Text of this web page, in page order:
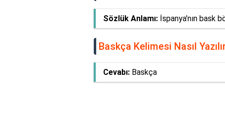
Sözlük Anlamı: İspanya'nın bask
Baskça Kelimesi Nasıl
Cevabı: Baskça